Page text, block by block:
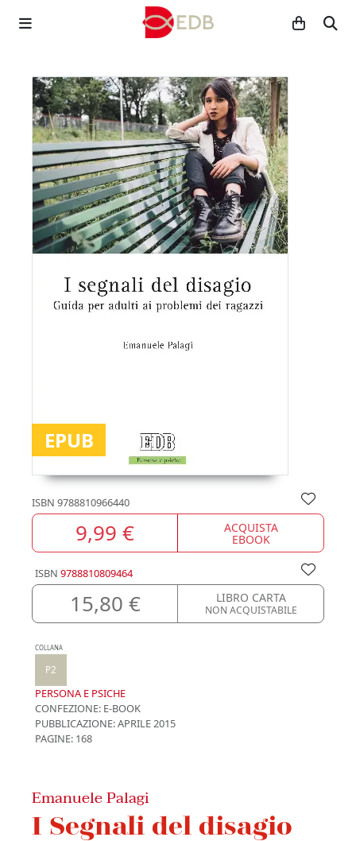
EPUB
ISBN 9788810966440
9,99 € ACQUISTA
EBOOK
ISBN 9788810809464
15,80 € LIBRO CARTA
NON ACQUISTABILE
COLLANA
P2
PERSONA E PSICHE
CONFEZIONE: E-BOOK
PUBBLICAZIONE:APRILE 2015
PAGINE: 168
Emanuele Palagi
I Segnali del disagio